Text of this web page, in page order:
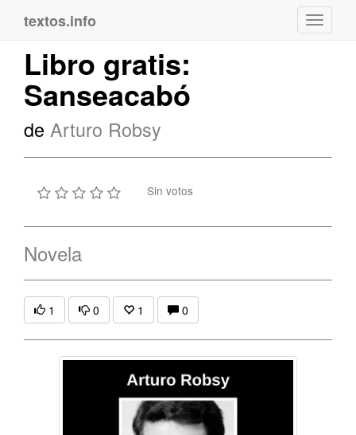
textos.info
Libro gratis:
Sanseacabó
de Arturo Robsy
Sin votos
Novela
1 0 1 0